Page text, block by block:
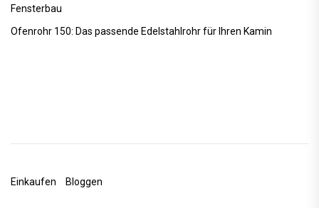
Fensterbau
Ofenrohr 150: Das passende Edelstahlrohr für Ihren Kamin
Einkaufen Bloggen